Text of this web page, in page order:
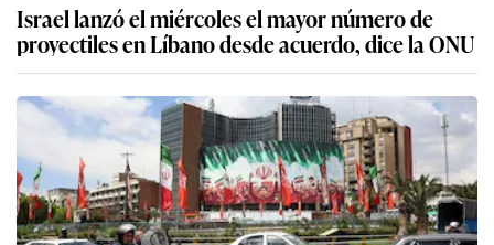
Israel lanzó el miércoles el mayor número de
proyectiles en Líbano desde acuerdo, dice la ONU